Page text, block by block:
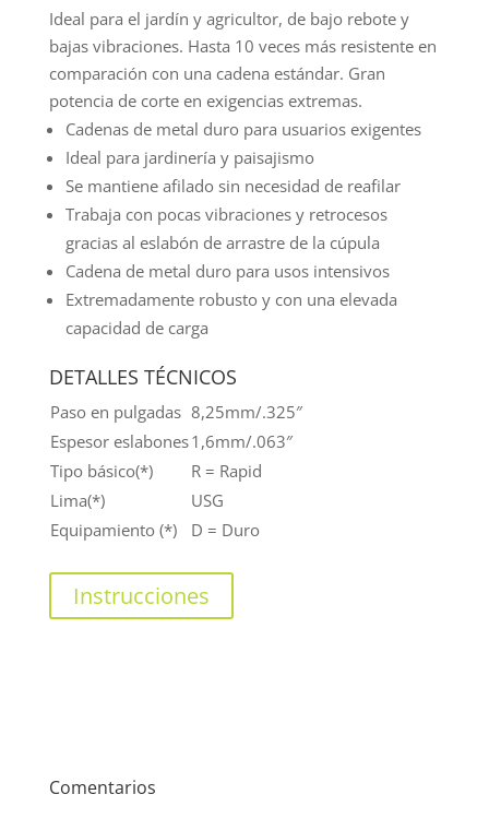
Ideal para el jardín y agricultor, de bajo rebote y
bajas vibraciones. Hasta 10 veces más resistente en
comparación con una cadena estándar. Gran
potencia de corte en exigencias extremas.
Cadenas de metal duro para usuarios exigentes
Ideal para jardinería y paisajismo
Se mantiene afilado sin necesidad de reafilar
Trabaja con pocas vibraciones y retrocesos
gracias al eslabón de arrastre de la cúpula
Cadena de metal duro para usos intensivos
Extremadamente robusto y con una elevada
capacidad de carga
DETALLES TÉCNICOS
Paso en pulgadas 8,25mm/.325″
Espesor eslabones1,6mm/.063″
Tipo básico(*)
R = Rapid
Lima(*)
USG
Equipamiento (*)
D = Duro
Instrucciones
Comentarios